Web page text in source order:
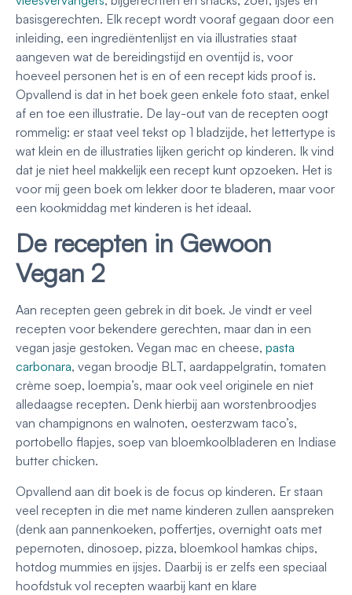
basisgerechten. Elk recept wordt vooraf gegaan door een
inleiding, een ingrediëntenlijst en via illustraties staat
aangeven wat de bereidingstijd en oventijd is, voor
hoeveel personen het is en of een recept kids proof is.
Opvallend is dat in het boek geen enkele foto staat, enkel
af en toe een illustratie. De lay-out van de recepten oogt
rommelig: er staat veel tekst op 1 bladzijde, het lettertype is
wat klein en de illustraties lijken gericht op kinderen. Ik vind
dat je niet heel makkelijk een recept kunt opzoeken. Het is
voor mij geen boek om lekker door te bladeren, maar voor
een kookmiddag met kinderen is het ideaal.
De recepten in Gewoon
Vegan 2
Aan recepten geen gebrek in dit boek. Je vindt er veel
recepten voor bekendere gerechten, maar dan in een
vegan jasje gestoken. Vegan mac en cheese, pasta
carbonara, vegan broodje BLT, aardappelgratin, tomaten
crème soep, loempia’s, maar ook veel originele en niet
alledaagse recepten. Denk hierbij aan worstenbroodjes
van champignons en walnoten, oesterzwam taco’s,
portobello flapjes, soep van bloemkoolbladeren en Indiase
butter chicken.
Opvallend aan dit boek is de focus op kinderen. Er staan
veel recepten in die met name kinderen zullen aanspreken
(denk aan pannenkoeken, poffertjes, overnight oats met
pepernoten, dinosoep, pizza, bloemkool hamkas chips,
hotdog mummies en ijsjes. Daarbij is er zelfs een speciaal
hoofdstuk vol recepten waarbij kant en klare